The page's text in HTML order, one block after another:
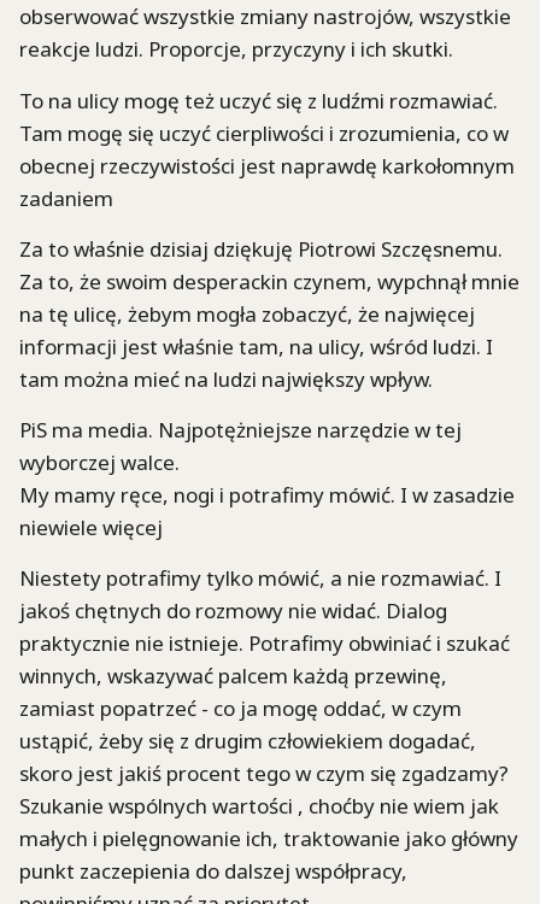
obserwować wszystkie zmiany nastrojów, wszystkie
reakcje ludzi. Proporcje, przyczyny i ich skutki.
To na ulicy mogę też uczyć się z ludźmi rozmawiać.
Tam mogę się uczyć cierpliwości i zrozumienia, co w
obecnej rzeczywistości jest naprawdę karkołomnym
zadaniem
Za to właśnie dzisiaj dziękuję Piotrowi Szczęsnemu.
Za to, że swoim desperackin czynem, wypchnął mnie
na tę ulicę, żebym mogła zobaczyć, że najwięcej
informacji jest właśnie tam, na ulicy, wśród ludzi. I
tam można mieć na ludzi największy wpływ.
PiS ma media. Najpotężniejsze narzędzie w tej
wyborczej walce.
My mamy ręce, nogi i potrafimy mówić. I w zasadzie
niewiele więcej
Niestety potrafimy tylko mówić, a nie rozmawiać. I
jakoś chętnych do rozmowy nie widać. Dialog
praktycznie nie istnieje. Potrafimy obwiniać i szukać
winnych, wskazywać palcem każdą przewinę,
zamiast popatrzeć - co ja mogę oddać, w czym
ustąpić, żeby się z drugim człowiekiem dogadać,
skoro jest jakiś procent tego w czym się zgadzamy?
Szukanie wspólnych wartości , choćby nie wiem jak
małych i pielęgnowanie ich, traktowanie jako główny
punkt zaczepienia do dalszej współpracy,